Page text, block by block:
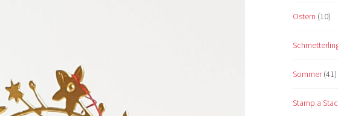
Ostern (10)
Sommer(41)
Stamp a